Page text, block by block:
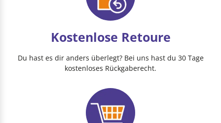
Kostenlose Retoure
Du hast es dir anders überlegt? Bei uns hast du 30 Tage
kostenloses Rückgaberecht.